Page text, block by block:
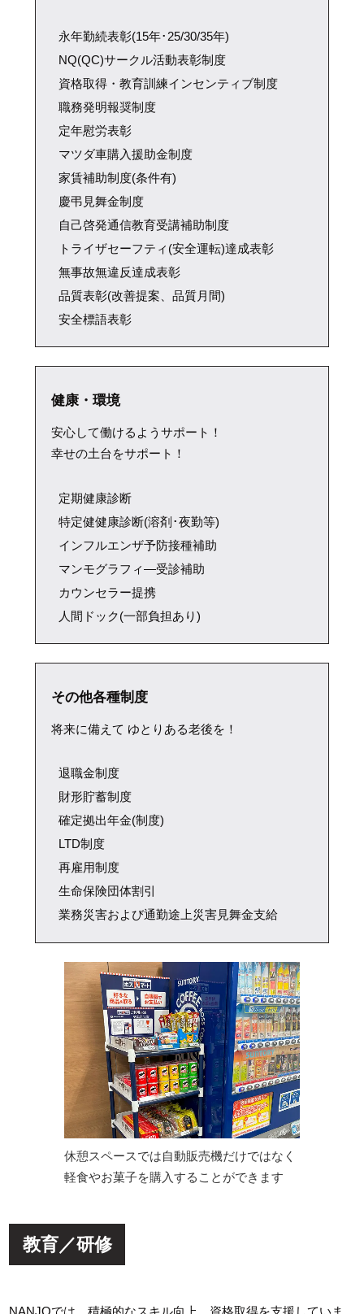
永年勤続表彰(15年･25/30/35年)
NQ(QC)サークル活動表彰制度
資格取得・教育訓練インセンティブ制度
職務発明報奨制度
定年慰労表彰
マツダ車購入援助金制度
家賃補助制度(条件有)
慶弔見舞金制度
自己啓発通信教育受講補助制度
トライザセーフティ(安全運転)達成表彰
無事故無違反達成表彰
品質表彰(改善提案、品質月間)
安全標語表彰
健康・環境
安心して働けるようサポート！
幸せの土台をサポート！
定期健康診断
特定健健康診断(溶剤･夜勤等)
インフルエンザ予防接種補助
マンモグラフィ―受診補助
カウンセラー提携
人間ドック(一部負担あり)
その他各種制度
将来に備えて ゆとりある老後を！
退職金制度
財形貯蓄制度
確定拠出年金(制度)
LTD制度
再雇用制度
生命保険団体割引
業務災害および通勤途上災害見舞金支給
休憩スペースでは自動販売機だけではなく
軽食やお菓子を購入することができます
教育／研修